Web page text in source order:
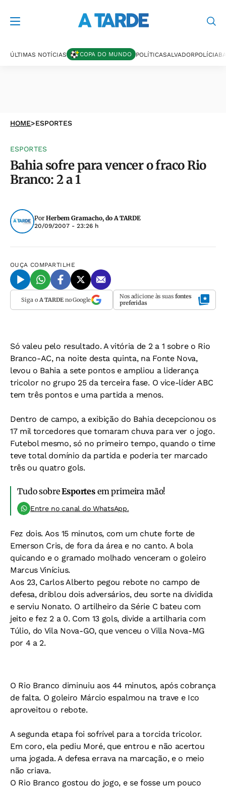
ÚLTIMAS NOTÍCIAS COPA DO MUNDO POLÍTICASALVADORPOLÍCIA
HOME>ESPORTES
ESPORTES
Bahia sofre para vencer o fraco Rio
Branco: 2 a 1
Por Herbem Gramacho, do A TARDE
20/09/2007 - 23:26 h
OUÇA COMPARTILHE
Siga o A TARDEno Google Nos adicione às suas fontes
preferidas
Só valeu pelo resultado. A vitória de 2 a 1 sobre o Rio
Branco-AC, na noite desta quinta, na Fonte Nova,
levou o Bahia a sete pontos e ampliou a liderança
tricolor no grupo 25 da terceira fase. O vice-líder ABC
tem três pontos e uma partida a menos.
Dentro de campo, a exibição do Bahia decepcionou os
17 mil torcedores que tomaram chuva para ver o jogo.
Futebol mesmo, só no primeiro tempo, quando o time
teve total domínio da partida e poderia ter marcado
três ou quatro gols.
Tudo sobreEsportesem primeira mão!
Entre no canal do WhatsApp.
Fez dois. Aos 15 minutos, com um chute forte de
Emerson Cris, de fora da área e no canto. A bola
quicando e o gramado molhado venceram o goleiro
Marcus Vinícius.
Aos 23, Carlos Alberto pegou rebote no campo de
defesa, driblou dois adversários, deu sorte na dividida
e serviu Nonato. O artilheiro da Série C bateu com
jeito e fez 2 a 0. Com 13 gols, divide a artilharia com
Túlio, do Vila Nova-GO, que venceu o Villa Nova-MG
por 4 a 2.
O Rio Branco diminuiu aos 44 minutos, após cobrança
de falta. O goleiro Márcio espalmou na trave e Ico
aproveitou o rebote.
A segunda etapa foi sofrível para a torcida tricolor.
Em coro, ela pediu Moré, que entrou e não acertou
uma jogada. A defesa errava na marcação, e o meio
não criava.
O Rio Branco gostou do jogo, e se fosse um pouco